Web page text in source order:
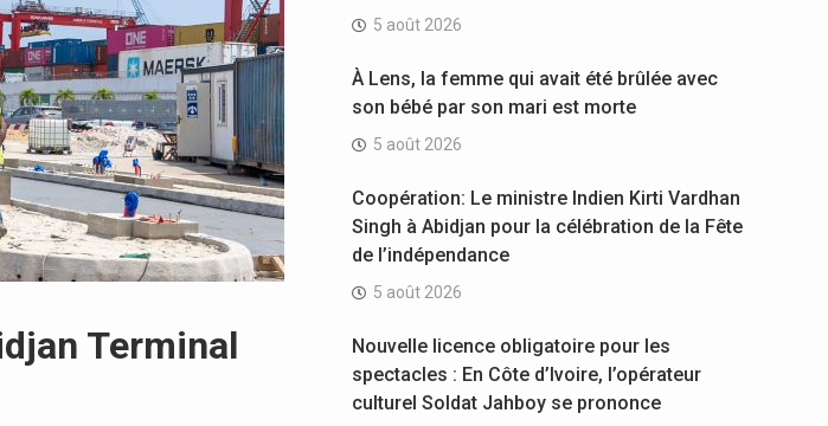
Terminal
5 août 2026
À Lens, la femme qui avait été brûlée avec
son bébé par son mari est morte
5 août 2026
Coopération: Le ministre Indien Kirti Vardhan
Singh à Abidjan pour la célébration de la Fête
de l’indépendance
5 août 2026
Nouvelle licence obligatoire pour les
spectacles : En Côte d’Ivoire, l’opérateur
culturel Soldat Jahboy se prononce